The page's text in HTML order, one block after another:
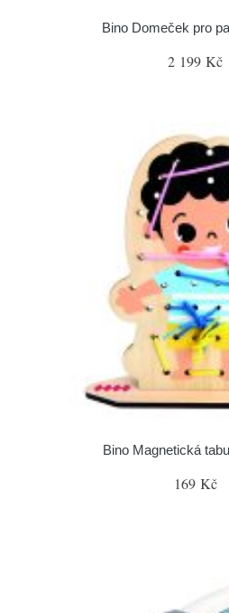
Bino Domeček pro
2 199 Kč
Bino Magnetická
169 Kč